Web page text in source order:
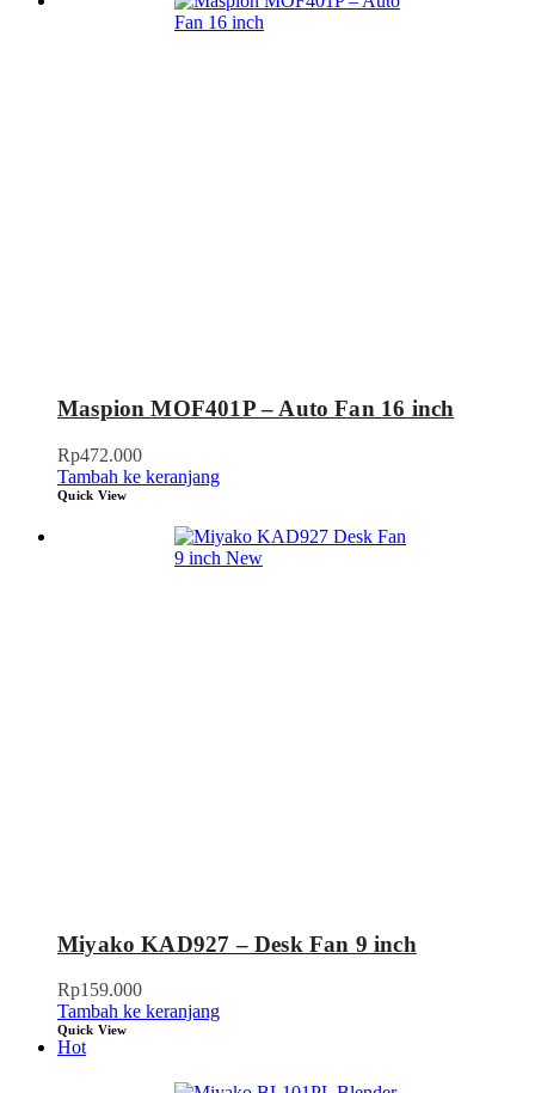
Maspion MOF401P – Auto Fan 16 inch
Rp472.000
Tambah ke keranjang
Quick View
Miyako KAD927 – Desk Fan 9 inch
Rp159.000
Tambah ke keranjang
Quick View
Hot